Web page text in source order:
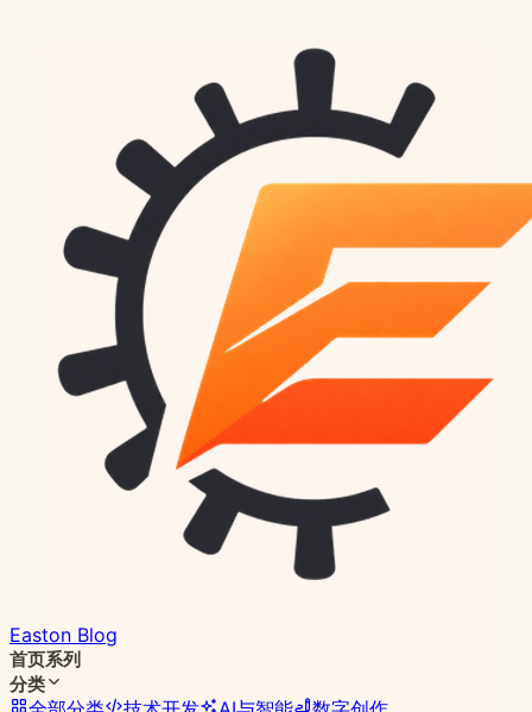
Easton Blog
首页系列
分类